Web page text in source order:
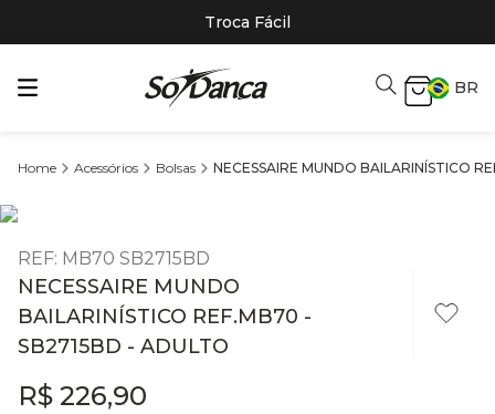
Troca Fácil
BR
Acessórios Bolsas NECESSAIRE MUNDO BAILARINÍSTICO
REF: MB70 SB2715BD
NECESSAIRE MUNDO
BAILARINÍSTICO REF.MB70 -
SB2715BD - ADULTO
R$ 226,90